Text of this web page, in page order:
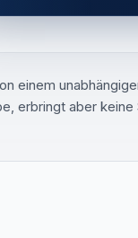
einem
erbringt aber